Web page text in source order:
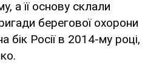
а її основу склали
берегової охорони
бік Росії в 2014-му році,